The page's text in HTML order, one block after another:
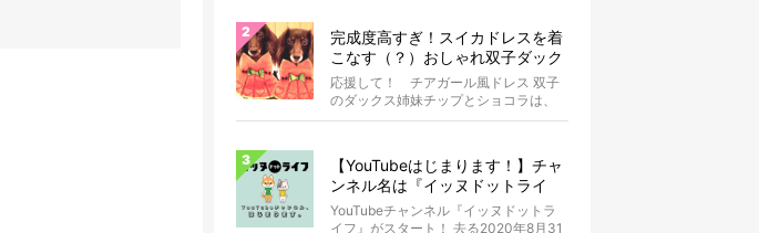
完成度高すぎ！スイカドレスを着
こなす（？）おしゃれ双子ダック
スがもはやアイドル
応援して！ チアガール風ドレス 双子
のダックス姉妹チップとショコラは、
お揃いのスイカドレスを身にまとって
【YouTubeはじまります！】チャ
ンネル名は『イッヌドットライ
フ』〜愛犬の動画も大募集！〜
YouTubeチャンネル『イッヌドットラ
イフ』がスタート！ 去る2020年8月31